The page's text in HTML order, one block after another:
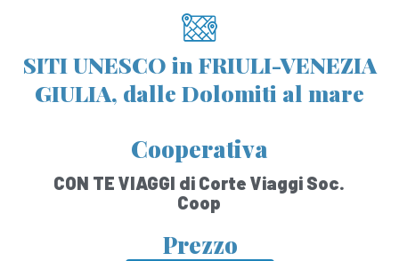
SITI UNESCO in FRIULI-VENEZIA
GIULIA, dalle Dolomiti al mare
Cooperativa
CON TE VIAGGI di Corte Viaggi Soc.
Coop
Prezzo